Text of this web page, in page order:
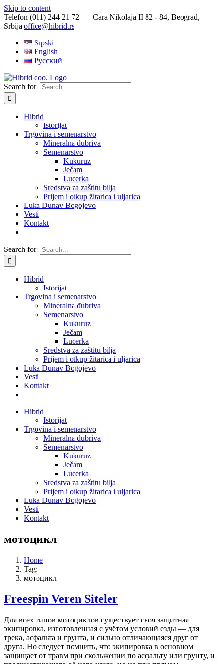
Skip to content
Telefon (011) 244 21 72 | Cara Nikolaja II 82 - 84, Beograd,
Srbija|office@hibrid.rs
Srpski
English
Русский
Search for:
Hibrid
Istorijat
Trgovina i semenarstvo
Mineralna đubriva
Semenarstvo
Kukuruz
Ječam
Lucerka
Sredstva za zaštitu bilja
Prijem i otkup žitarica i uljarica
Luka Dunav Bogojevo
Vesti
Kontakt
Search for:
Hibrid
Istorijat
Trgovina i semenarstvo
Mineralna đubriva
Semenarstvo
Kukuruz
Ječam
Lucerka
Sredstva za zaštitu bilja
Prijem i otkup žitarica i uljarica
Luka Dunav Bogojevo
Vesti
Kontakt
Hibrid
Istorijat
Trgovina i semenarstvo
Mineralna đubriva
Semenarstvo
Kukuruz
Ječam
Lucerka
Sredstva za zaštitu bilja
Prijem i otkup žitarica i uljarica
Luka Dunav Bogojevo
Vesti
Kontakt
мотоцикл
Home
Tag:
мотоцикл
Freespin Veren Siteler
Для всех типов мотоциклов существует своя защитная
экипировка, изготовленная с учётом условий езды — для
трека, асфальта и грунта, и сильно отличающаяся друг от
друга. Но следует помнить, что экипировка в основном
защищает от травм при скольжении по асфальту или грунту, и